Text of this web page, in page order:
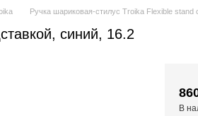
Ручка шариковая-стилус Troika Flexible stand
синий, 16.2
В